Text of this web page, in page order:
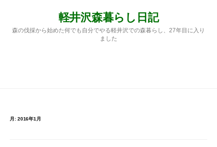
軽井沢森暮らし日記
森の伐採から始めた何でも自分でやる軽井沢での森暮らし、27年目に入り
ました
月: 2016年1月